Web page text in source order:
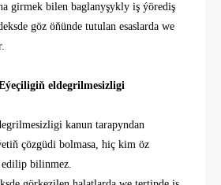
girmek bilen baglanyşykly iş ýörediş
göz öňünde tutulan esaslarda we
eldegrilmesizligi
kanun tarapyndan
çözgüdi bolmasa, hiç kim öz
bilinmez.